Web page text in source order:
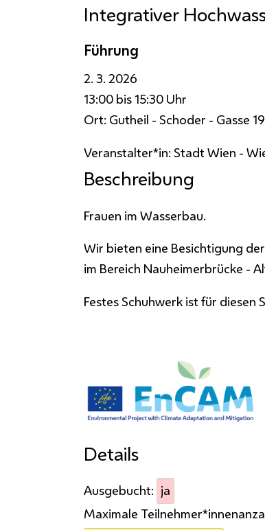
Integrativer
Führung
2. 3. 2026
13:00 bis 15:30 Uhr
Ort: Gutheil - Schoder - Gasse
Veranstalter*in: Stadt Wien -
Beschreibung
Frauen im Wasserbau.
Wir bieten eine Besichtigung
im Bereich Nauheimerbrücke -
Festes Schuhwerk ist für diesen
Details
Ausgebucht: ja
Maximale